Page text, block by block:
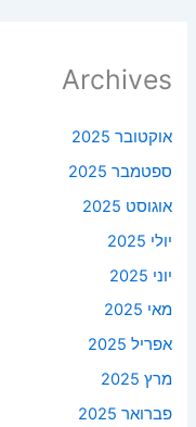
Archives
אוקטובר 2025
ספטמבר 2025
אוגוסט 2025
יולי 2025
יוני 2025
מאי 2025
אפריל 2025
מרץ 2025
פברואר 2025